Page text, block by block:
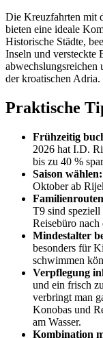
Die Kreuzfahrten mit
bieten eine ideale
Historische Städte,
Inseln und versteckte
abwechslungsreichen
der kroatischen Adria.
Praktische
Frühzeitig
2026 hat I.D.
bis zu 40 %
Saison wählen:
Oktober ab
T9 sind
Reisebüro nach
Mindestalter
besonders für
schwimmen
Verpflegung
und ein frisch
verbringt man
Konobas und
am Wasser.
Kombination